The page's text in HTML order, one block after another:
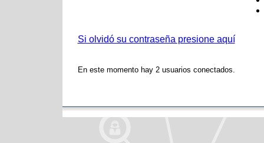
Si olvidó su contraseña presione aquí
En este momento hay 2 usuarios conectados.